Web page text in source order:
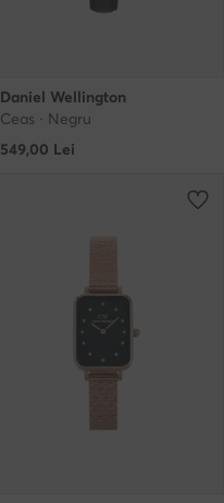
Daniel Wellington
Ceas · Negru
549,00 Lei